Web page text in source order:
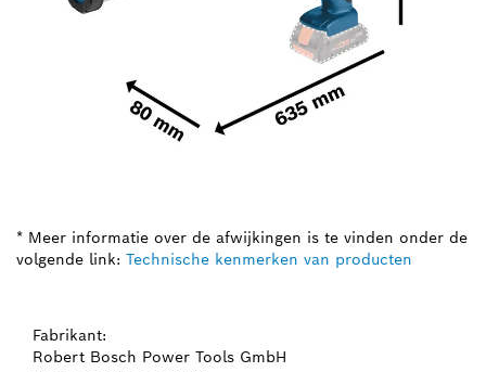
* Meer informatie over de afwijkingen is te vinden onder de
volgende link: Technische kenmerken van producten
Fabrikant:
Robert Bosch Power Tools GmbH